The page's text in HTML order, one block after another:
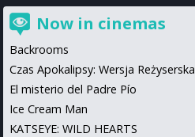
Now in cinemas
Backrooms
Czas Apokalipsy: Wersja Reżyserska
El misterio del Padre Pío
Ice Cream Man
KATSEYE: WILD HEARTS